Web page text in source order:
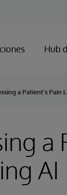
Hub
a Patient’s Pain
a
AI